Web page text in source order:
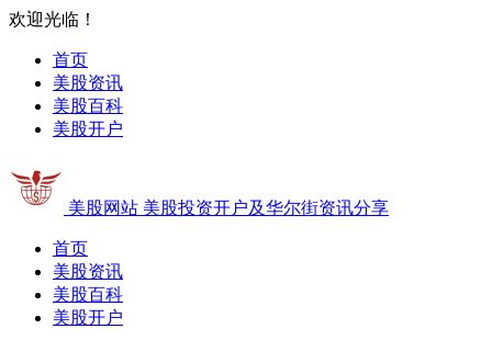
欢迎光临！
首页
美股资讯
美股百科
美股开户
美股网站 美股投资开户及华尔街资讯分享
首页
美股资讯
美股百科
美股开户